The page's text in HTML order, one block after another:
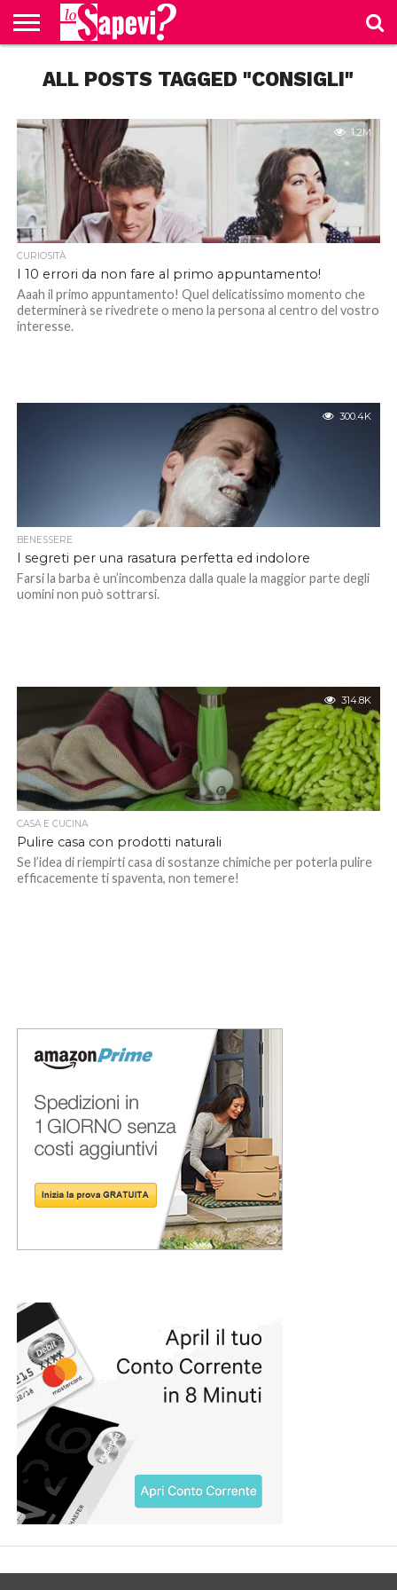
BENESSERE
GOSSIP
PRODOTTI
AMAZON
NEWS
CASA E
CUCINA
ALL POSTS TAGGED "CONSIGLI"
1.2M
CURIOSITÀ
I 10 errori da non fare al primo appuntamento!
Aaah il primo appuntamento! Quel delicatissimo momento che
determinerà se rivedrete o meno la persona al centro del vostro
interesse.
300.4K
BENESSERE
I segreti per una rasatura perfetta ed indolore
Farsi la barba è un’incombenza dalla quale la maggior parte degli
uomini non può sottrarsi.
314.8K
CASA E CUCINA
Pulire casa con prodotti naturali
Se l’idea di riempirti casa di sostanze chimiche per poterla pulire
efficacemente ti spaventa, non temere!